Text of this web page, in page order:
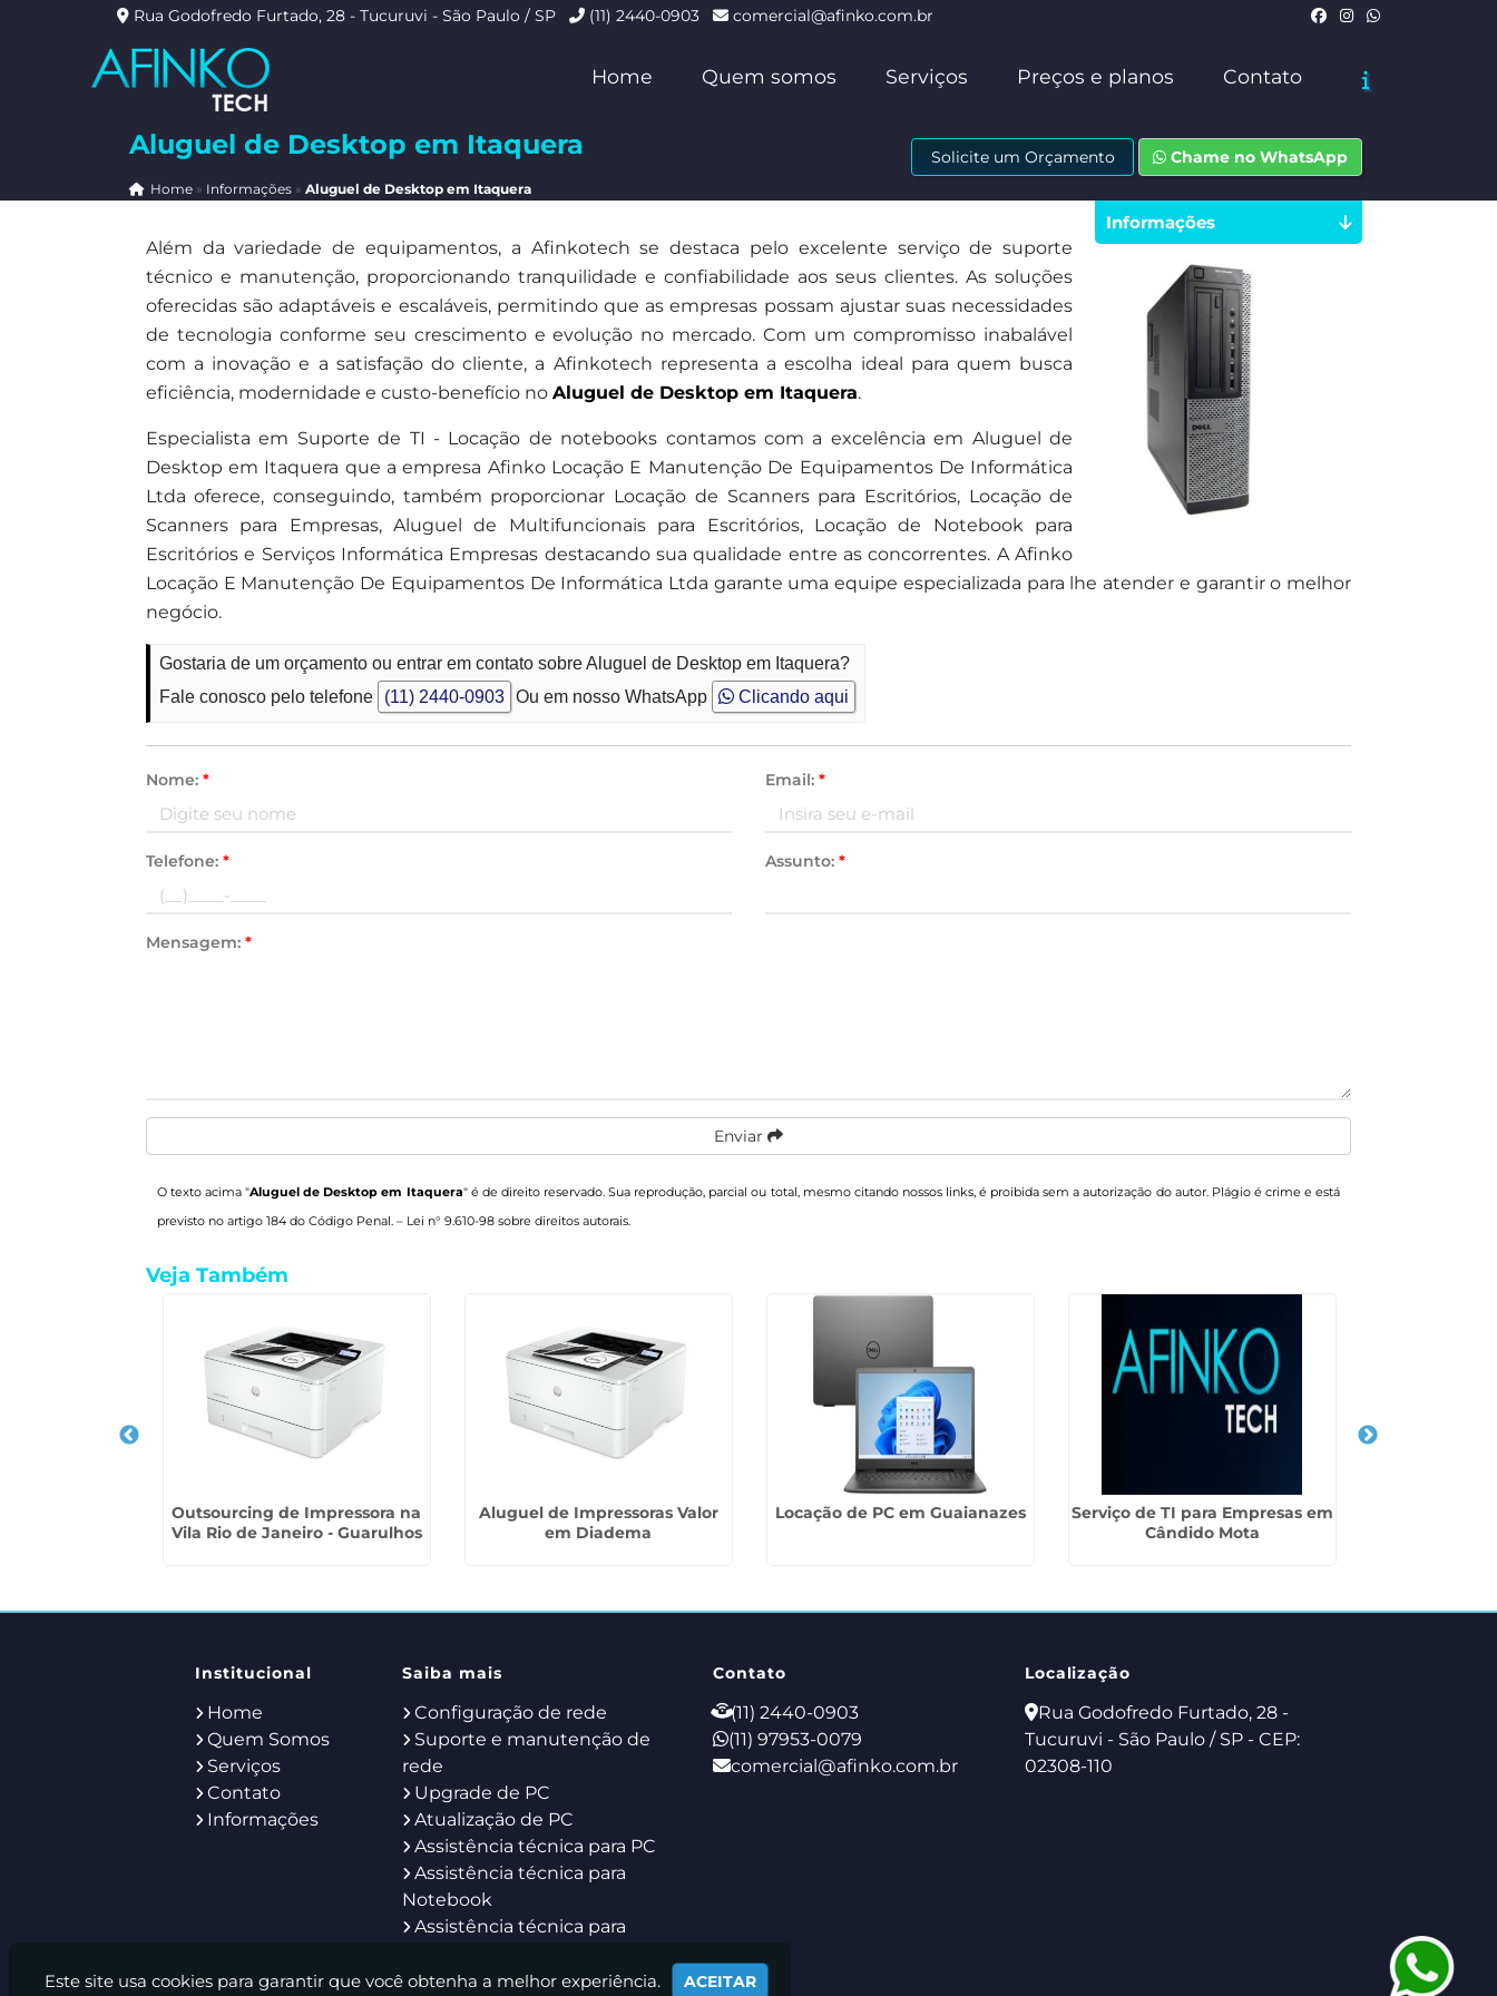
Rua Godofredo Furtado, 28 - Tucuruvi - São Paulo / SP (11) 2440-0903 comercial@afinko.com.br
Home Quem somos Serviços Preços e planos Contato
Aluguel de Desktop em Itaquera
Home» Informações » Aluguel de Desktop em Itaquera
Solicite um Orçamento Chame no WhatsApp
Além da variedade de equipamentos, a Afinkotech se destaca pelo excelente serviço de suporte
técnico e manutenção, proporcionando tranquilidade e confiabilidade aos seus clientes. As soluções
oferecidas são adaptáveis e escaláveis, permitindo que as empresas possam ajustar suas necessidades
de tecnologia conforme seu crescimento e evolução no mercado. Com um compromisso inabalável
com a inovação e a satisfação do cliente, a Afinkotech representa a escolha ideal para quem busca
eficiência, modernidade e custo-benefício no Aluguel de Desktop em Itaquera.
Especialista em Suporte de TI - Locação de notebooks contamos com a excelência em Aluguel de
Desktop em Itaquera que a empresa Afinko Locação E Manutenção De Equipamentos De Informática
Ltda oferece, conseguindo, também proporcionar Locação de Scanners para Escritórios, Locação de
Scanners para Empresas, Aluguel de Multifuncionais para Escritórios, Locação de Notebook para
Escritórios e Serviços Informática Empresas destacando sua qualidade entre as concorrentes. A Afinko
Locação E Manutenção De Equipamentos De Informática Ltda garante uma equipe especializada para lhe atender e garantir o melhor
negócio.
Gostaria de um orçamento ou entrar em contato sobre Aluguel de Desktop em Itaquera?
Fale conosco pelo telefone
(11) 2440-0903 Ou em nosso WhatsApp Clicando aqui
Nome: * Email: *
Telefone: * Assunto: *
Mensagem: *
Enviar
O texto acima "Aluguel de Desktop em Itaquera" é de direito reservado. Sua reprodução, parcial ou total, mesmo citando nossos links, é proibida sem a autorização do autor. Plágio é crime e está
previsto no artigo 184 do Código Penal. – Lei n° 9.610-98 sobre direitos autorais.
Informações
Veja Também
Outsourcing de Impressora na
Vila Rio de Janeiro - Guarulhos
Aluguel de Impressoras Valor
em Diadema
Locação de PC em Guaianazes
Serviço de TI para Empresas em
Cândido Mota
Institucional
Home
Quem Somos
Serviços
Contato
Informações
Saiba mais
Configuração de rede
Suporte e manutenção de
rede
Upgrade de PC
Atualização de PC
Assistência técnica para PC
Assistência técnica para
Notebook
Assistência técnica para
Help Desk
Contato
(11) 2440-0903
(11) 97953-0079
comercial@afinko.com.br
Localização
Rua Godofredo Furtado, 28 -
Tucuruvi - São Paulo / SP - CEP:
02308-110
Este site usa cookies para garantir que você obtenha a melhor experiência. ACEITAR